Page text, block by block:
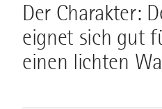
Der Charakter:
eignet sich gut
einen lichten